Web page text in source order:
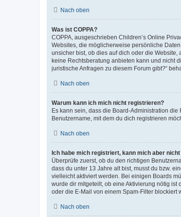
Nach oben
Was ist COPPA?
COPPA, ausgeschrieben Children’s Online
Websites, die möglicherweise persönliche
unsicher bist, ob dies auf dich oder die
keine Rechtsberatung anbieten kann und nicht
juristische Anfragen zu diesem Forum gibt?“
Nach oben
Warum kann ich mich nicht registrieren?
Es kann sein, dass die Board-Administration
Benutzername, mit dem du dich registrieren
Nach oben
Ich habe mich registriert, kann mich aber nicht
Überprüfe zuerst, ob du den richtigen
dass du unter 13 Jahre alt bist, musst du bzw.
vielleicht aktiviert werden. Bei einigen Boards
wurde dir mitgeteilt, ob eine Aktivierung nötig
oder die E-Mail von einem Spam-Filter blockiert
Nach oben